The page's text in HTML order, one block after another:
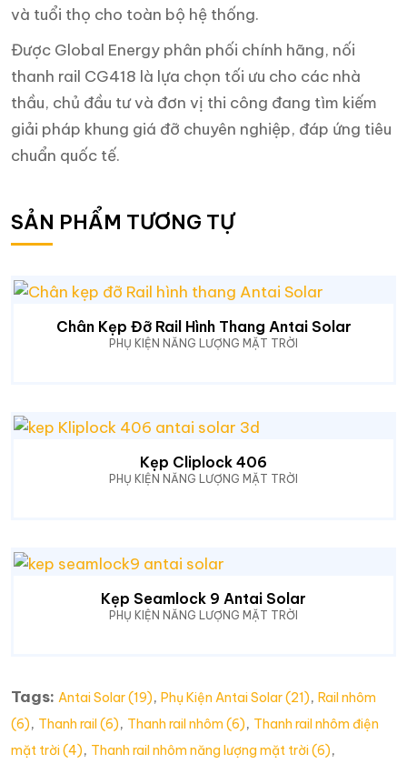
và tuổi thọ cho toàn bộ hệ thống.
Được Global Energy phân phối chính hãng, nối
thanh rail CG418 là lựa chọn tối ưu cho các nhà
thầu, chủ đầu tư và đơn vị thi công đang tìm kiếm
giải pháp khung giá đỡ chuyên nghiệp, đáp ứng tiêu
chuẩn quốc tế.
SẢN PHẨM TƯƠNG TỰ
Chân Kẹp Đỡ Rail Hình Thang Antai Solar
PHỤ KIỆN NĂNG LƯỢNG MẶT TRỜI
Kẹp Cliplock 406
PHỤ KIỆN NĂNG LƯỢNG MẶT TRỜI
Kẹp Seamlock 9 Antai Solar
PHỤ KIỆN NĂNG LƯỢNG MẶT TRỜI
Tags: Antai Solar (19), Phụ Kiện Antai Solar (21), Rail nhôm
(6), Thanh rail (6), Thanh rail nhôm (6), Thanh rail nhôm điện
mặt trời (4), Thanh rail nhôm năng lượng mặt trời (6),